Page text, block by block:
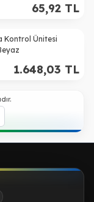
65,92 TL
Kontrol Ünitesi
1.648,03 TL